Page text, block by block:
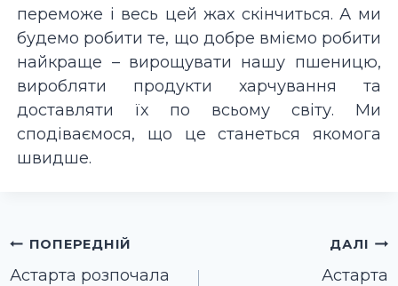
переможе і весь цей жах скінчиться. А ми
будемо робити те, що добре вміємо робити
найкраще – вирощувати нашу пшеницю,
виробляти продукти харчування та
доставляти їх по всьому світу. Ми
сподіваємося, що це станеться якомога
швидше.
Навігація
записів
ПОПЕРЕДНІЙ
Астарта розпочала
ДАЛІ
Астарта